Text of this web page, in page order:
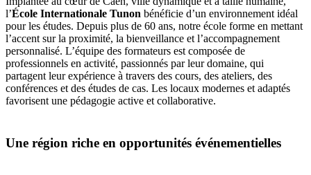
l’École Internationale Tunon bénéficie d’un environnement idéal
pour les études. Depuis plus de 60 ans, notre école forme en mettant
l’accent sur la proximité, la bienveillance et l’accompagnement
personnalisé. L’équipe des formateurs est composée de
professionnels en activité, passionnés par leur domaine, qui
partagent leur expérience à travers des cours, des ateliers, des
conférences et des études de cas. Les locaux modernes et adaptés
favorisent une pédagogie active et collaborative.
Une région riche en opportunités événementielles